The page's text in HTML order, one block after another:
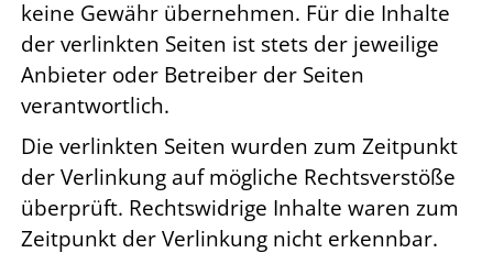
keine Gewähr übernehmen. Für die Inhalte
der verlinkten Seiten ist stets der jeweilige
Anbieter oder Betreiber der Seiten
verantwortlich.
Die verlinkten Seiten wurden zum Zeitpunkt
der Verlinkung auf mögliche Rechtsverstöße
überprüft. Rechtswidrige Inhalte waren zum
Zeitpunkt der Verlinkung nicht erkennbar.